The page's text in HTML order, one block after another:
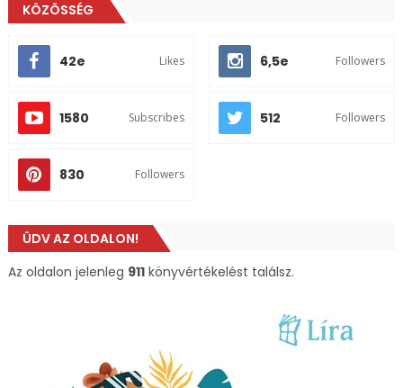
KÖZÖSSÉG
42e Likes 6,5e Followers
1580 Subscribes 512 Followers
830 Followers
ÜDV AZ OLDALON!
Az oldalon jelenleg 911könyvértékelést találsz.